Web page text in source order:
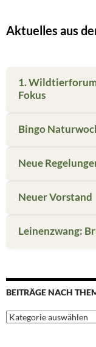
Aktuelles aus
1.
Fokus
Bingo
Neue
Neuer Vorstand
Leinenzwang:
BEITRÄGE NACH
Beiträge
nach